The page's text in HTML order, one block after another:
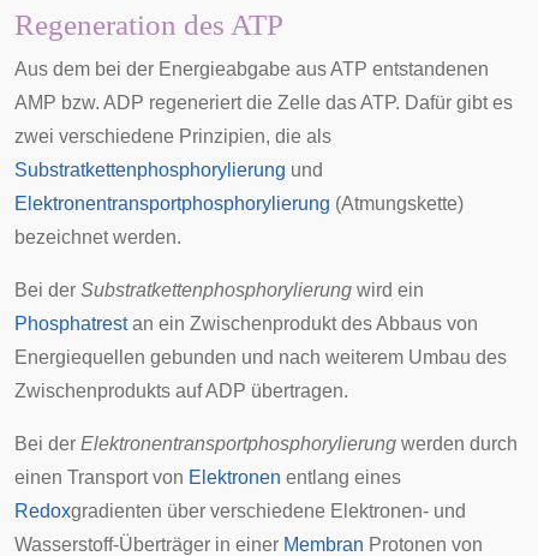
Regeneration des ATP
Aus dem bei der Energieabgabe aus ATP entstandenen
AMP bzw. ADP regeneriert die Zelle das ATP. Dafür gibt es
zwei verschiedene Prinzipien, die als
Substratkettenphosphorylierung und
Elektronentransportphosphorylierung (Atmungskette)
bezeichnet werden.
Bei der Substratkettenphosphorylierung wird ein
Phosphatrestan ein Zwischenprodukt des Abbaus von
Energiequellen gebunden und nach weiterem Umbau des
Zwischenprodukts auf ADP übertragen.
Bei der Elektronentransportphosphorylierung werden durch
einen Transport von Elektronen entlang eines
Redoxgradienten über verschiedene Elektronen- und
Wasserstoff-Überträger in einer Membran Protonen von